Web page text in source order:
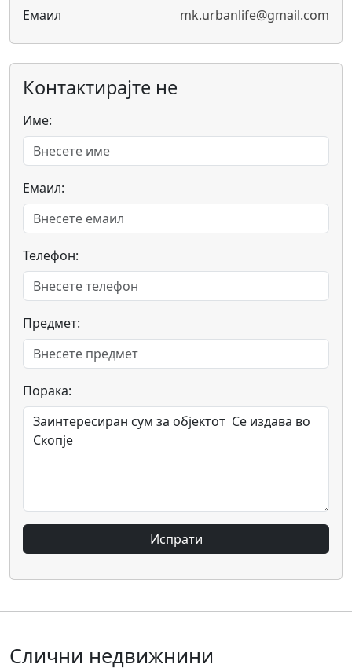
Емаил
mk.urbanlife@gmail.com
Контактирајте не
Име:
Емаил:
Телефон:
Предмет:
Порака:
Испрати
Слични недвижнини